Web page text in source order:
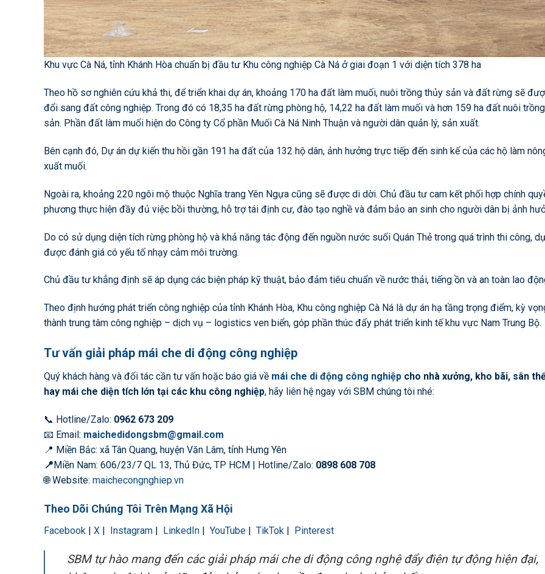
Khu vực Cà Ná, tỉnh Khánh Hòa chuẩn bị đầu tư Khu công nghiệp Cà Ná ở giai đoạn 1 với diện tích 378 ha
Theo hồ sơ nghiên cứu khả thi, để triển khai dự án, khoảng 170 ha đất làm muối, nuôi trồng thủy sản và đất rừng sẽ
đổi sang đất công nghiệp. Trong đó có 18,35 ha đất rừng phòng hộ, 14,22 ha đất làm muối và hơn 159 ha đất nuôi
sản. Phần đất làm muối hiện do Công ty Cổ phần Muối Cà Ná Ninh Thuận và người dân quản lý, sản xuất.
Bên cạnh đó, Dự án dự kiến thu hồi gần 191 ha đất của 132 hộ dân, ảnh hưởng trực tiếp đến sinh kế của các hộ làm
xuất muối.
Ngoài ra, khoảng 220 ngôi mộ thuộc Nghĩa trang Yên Ngựa cũng sẽ được di dời. Chủ đầu tư cam kết phối hợp chính
phương thực hiện đầy đủ việc bồi thường, hỗ trợ tái định cư, đào tạo nghề và đảm bảo an sinh cho người dân bị ảnh
Do có sử dụng diện tích rừng phòng hộ và khả năng tác động đến nguồn nước suối Quán Thẻ trong quá trình thi công,
được đánh giá có yếu tố nhạy cảm môi trường.
Chủ đầu tư khẳng định sẽ áp dụng các biện pháp kỹ thuật, bảo đảm tiêu chuẩn về nước thải, tiếng ồn và an toàn lao
Theo định hướng phát triển công nghiệp của tỉnh Khánh Hòa, Khu công nghiệp Cà Ná là dự án hạ tầng trọng điểm, kỳ
thành trung tâm công nghiệp – dịch vụ – logistics ven biển, góp phần thúc đẩy phát triển kinh tế khu vực Nam Trung Bộ.
Tư vấn giải pháp mái che di động công nghiệp
Quý khách hàng và đối tác cần tư vấn hoặc báo giá về mái che di động công nghiệp cho nhà xưởng, kho bãi, sân
hay mái che diện tích lớn tại các khu công nghiệp, hãy liên hệ ngay với SBM chúng tôi nhé:
📞 Hotline/Zalo: 0962 673 209
📧 Email: maichedidongsbm@gmail.com
📍 Miền Bắc: xã Tân Quang, huyện Văn Lâm, tỉnh Hưng Yên
📍Miền Nam: 606/23/7 QL 13, Thủ Đức, TP HCM | Hotline/Zalo: 0898 608 708
🌐 Website: maichecongnghiep.vn
Theo Dõi Chúng Tôi Trên Mạng Xã Hội
Facebook | X | Instagram | LinkedIn | YouTube | TikTok | Pinterest
SBM tự hào mang đến các giải pháp mái che di động công nghệ đẩy điện tự động hiện đại,